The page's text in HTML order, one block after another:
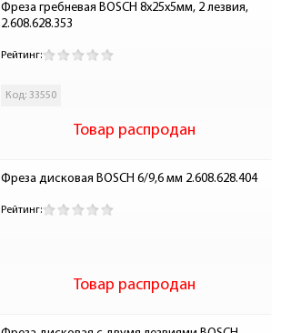
Фреза гребневая BOSCH 8х25х5мм, 2 лезвия,
2.608.628.353
Рейтинг:
Код: 33550
Товар распродан
Фреза дисковая BOSCH 6/9,6 мм 2.608.628.404
Рейтинг:
Товар распродан